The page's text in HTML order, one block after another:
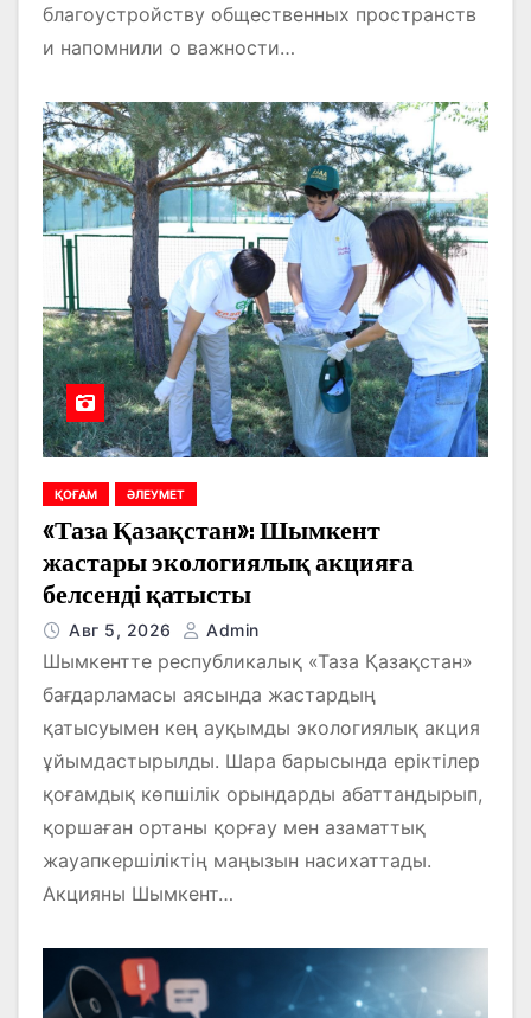
благоустройству общественных пространств
и напомнили о важности…
ҚОҒАМ ӘЛЕУМЕТ
«Таза Қазақстан»: Шымкент
жастары экологиялық акцияға
белсенді қатысты
Авг 5, 2026 Admin
Шымкентте республикалық «Таза Қазақстан»
бағдарламасы аясында жастардың
қатысуымен кең ауқымды экологиялық акция
ұйымдастырылды. Шара барысында еріктілер
қоғамдық көпшілік орындарды абаттандырып,
қоршаған ортаны қорғау мен азаматтық
жауапкершіліктің маңызын насихаттады.
Акцияны Шымкент…